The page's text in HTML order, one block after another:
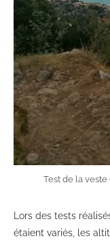
Test de la
Lors des tests
étaient variés, les